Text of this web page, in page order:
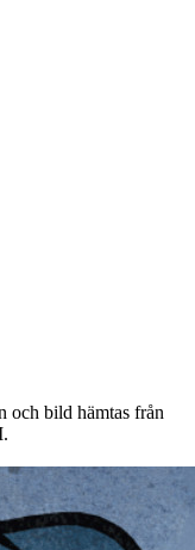
och bild hämtas från